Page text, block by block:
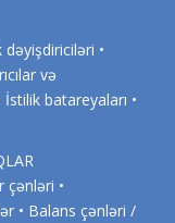
•
və
batareyaları •
çənləri •
• Balans çənləri /